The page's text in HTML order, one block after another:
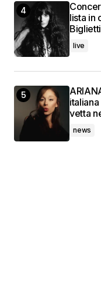
lista in
live
vetta
news